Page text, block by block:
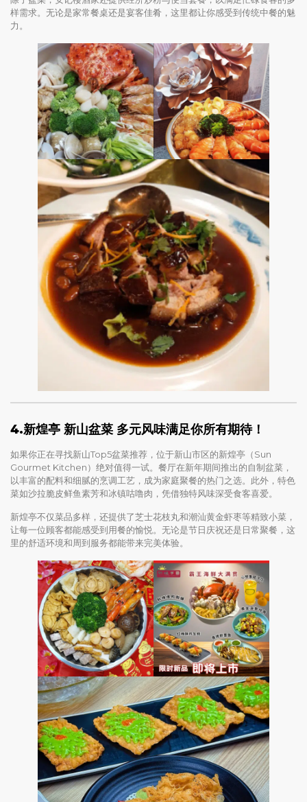
样需求。无论是家常餐桌还是宴客佳肴，这里都让你感受到传统中餐的魅
力。
4.新煌亭 新山盆菜 多元风味满足你所有期待！
如果你正在寻找新山Top5盆菜推荐，位于新山市区的新煌亭（Sun
Gourmet Kitchen）绝对值得一试。餐厅在新年期间推出的自制盆菜，
以丰富的配料和细腻的烹调工艺，成为家庭聚餐的热门之选。此外，特色
菜如沙拉脆皮鲜鱼素芳和冰镇咕噜肉，凭借独特风味深受食客喜爱。
新煌亭不仅菜品多样，还提供了芝士花枝丸和潮汕黄金虾枣等精致小菜，
让每一位顾客都能感受到用餐的愉悦。无论是节日庆祝还是日常聚餐，这
里的舒适环境和周到服务都能带来完美体验。